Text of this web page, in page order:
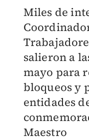
Miles de
salieron a
mayo para
bloqueos y
entidades
Maestro